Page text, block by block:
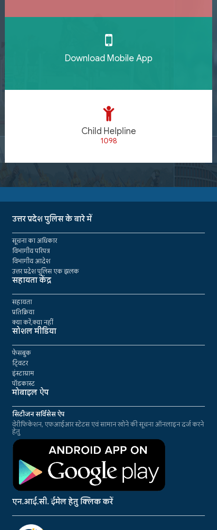
Download Mobile App
Child Helpline
1098
उत्तर प्रदेश पुलिस के बारे में
सूचना का अधिकार
विभागीय परिपत्र
विभागीय आदेश
उत्तर प्रदेश पुलिस एक झलक
सहायता केंद्र
सहायता
प्रतिक्रिया
क्या करें,क्या नहीं
सोशल मीडिया
फेसबुक
ट्विटर
इंस्टाग्राम
पॉडकास्ट
मोबाइल ऐप
सिटीजन सर्विसेस ऐप
वेरीफिकेशन, एफआईआर स्टेटस एवं सामान खोने की सूचना ऑनलाइन दर्ज करने
हेतु
एन.आई.सी. ईमेल हेतु क्लिक करें